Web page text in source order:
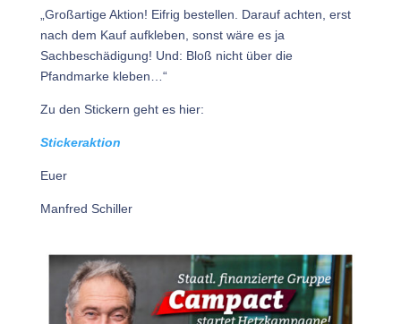
„Großartige Aktion! Eifrig bestellen. Darauf achten, erst
nach dem Kauf aufkleben, sonst wäre es ja
Sachbeschädigung! Und: Bloß nicht über die
Pfandmarke kleben…“
Zu den Stickern geht es hier:
Stickeraktion
Euer
Manfred Schiller